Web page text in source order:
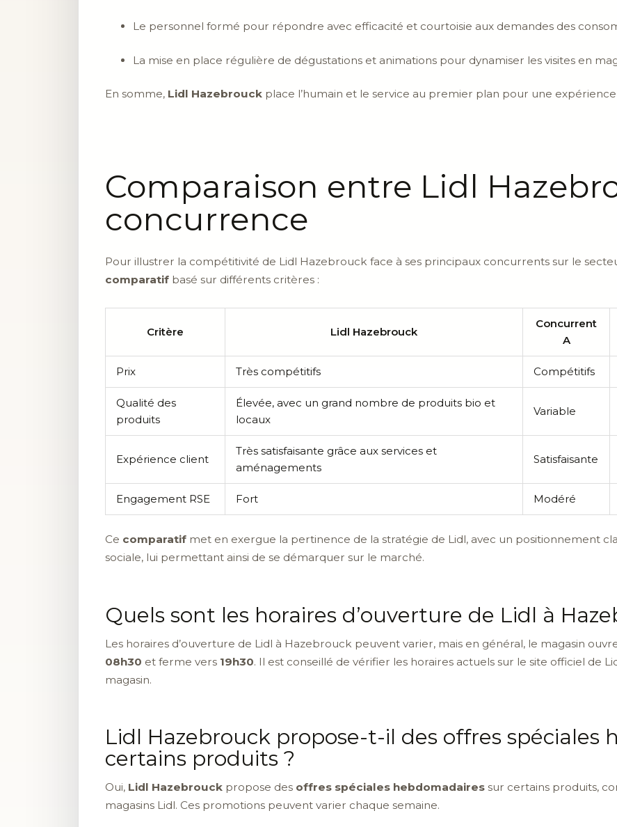
Le personnel formé pour répondre avec efficacité et courtoisie aux demandes des
La mise en place régulière de dégustations et animations pour dynamiser les visites en
En somme, Lidl Hazebrouck place l’humain et le service au premier plan pour une expérience
Comparaison entre Lidl
concurrence
Pour illustrer la compétitivité de Lidl Hazebrouck face à ses principaux concurrents sur le
comparatif basé sur différents critères :
Critère Lidl Hazebrouck
Concurrent
A
Prix Très compétitifs Compétitifs
Qualité des
produits
Élevée, avec un grand nombre de produits bio et
locaux
Variable
Expérience client
Très satisfaisante grâce aux services et
aménagements
Satisfaisante
Engagement RSE Fort Modéré
Ce comparatif met en exergue la pertinence de la stratégie de Lidl, avec un positionnement
sociale, lui permettant ainsi de se démarquer sur le marché.
Quels sont les horaires d’ouverture de Lidl à
Les horaires d’ouverture de Lidl à Hazebrouck peuvent varier, mais en général, le magasin
08h30 et ferme vers 19h30. Il est conseillé de vérifier les horaires actuels sur le site officiel de
magasin.
Lidl Hazebrouck propose-t-il des offres spéciales
certains produits ?
Oui, Lidl Hazebrouck propose des offres spéciales hebdomadaires sur certains produits,
magasins Lidl. Ces promotions peuvent varier chaque semaine.